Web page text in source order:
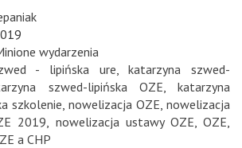
wydarzenia
- lipińska ure ,katarzyna szwed-
szwed-lipińska OZE
katarzyna
szkolenie nowelizacja OZE nowelizacja
2019
nowelizacja ustawy OZE ,OZE
a CHP